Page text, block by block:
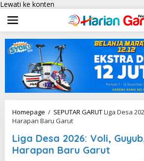
Lewati ke konten
Homepage / SEPUTAR GARUTLiga Desa
Harapan Baru Garut
Liga Desa 2026: Voli,
Harapan Baru Garut